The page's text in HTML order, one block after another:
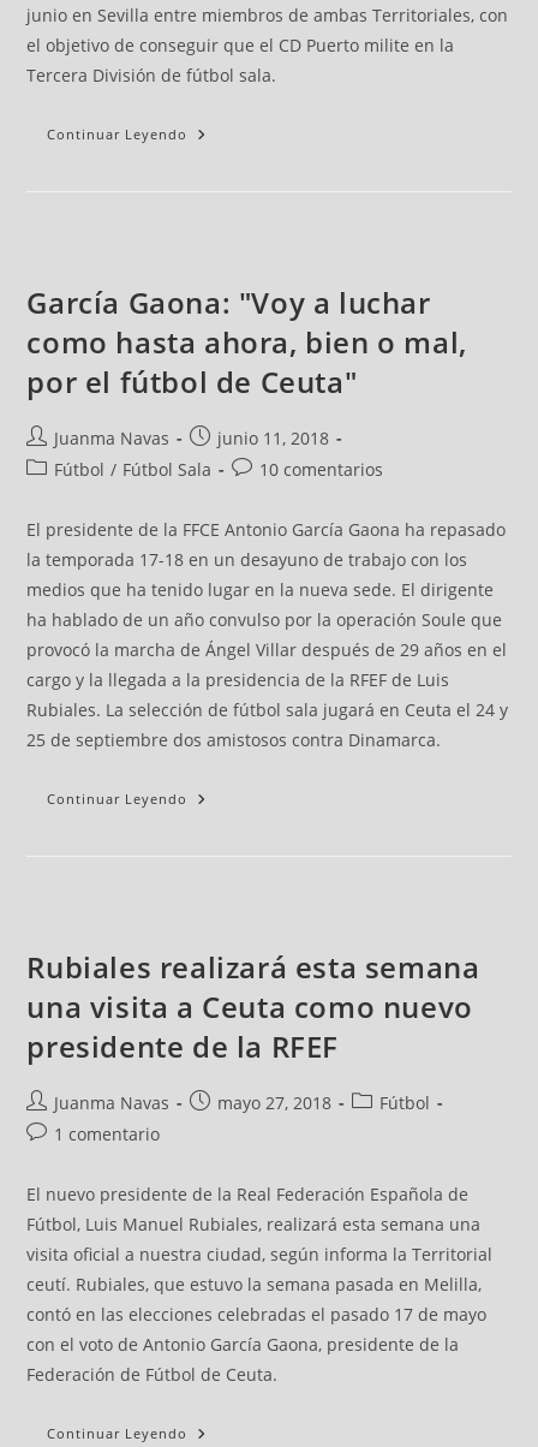
junio en Sevilla entre miembros de ambas Territoriales, con
el objetivo de conseguir que el CD Puerto milite en la
Tercera División de fútbol sala.
Continuar Leyendo
García Gaona: "Voy a luchar
como hasta ahora, bien o mal,
por el fútbol de Ceuta"
Juanma Navas
junio 11, 2018
Fútbol / Fútbol Sala 10 comentarios
El presidente de la FFCE Antonio García Gaona ha repasado
la temporada 17-18 en un desayuno de trabajo con los
medios que ha tenido lugar en la nueva sede. El dirigente
ha hablado de un año convulso por la operación Soule que
provocó la marcha de Ángel Villar después de 29 años en el
cargo y la llegada a la presidencia de la RFEF de Luis
Rubiales. La selección de fútbol sala jugará en Ceuta el 24 y
25 de septiembre dos amistosos contra Dinamarca.
Continuar Leyendo
Rubiales realizará esta semana
una visita a Ceuta como nuevo
presidente de la RFEF
Juanma Navas mayo 27, 2018
Fútbol
1 comentario
El nuevo presidente de la Real Federación Española de
Fútbol, Luis Manuel Rubiales, realizará esta semana una
visita oficial a nuestra ciudad, según informa la Territorial
ceutí. Rubiales, que estuvo la semana pasada en Melilla,
contó en las elecciones celebradas el pasado 17 de mayo
con el voto de Antonio García Gaona, presidente de la
Federación de Fútbol de Ceuta.
Continuar Leyendo